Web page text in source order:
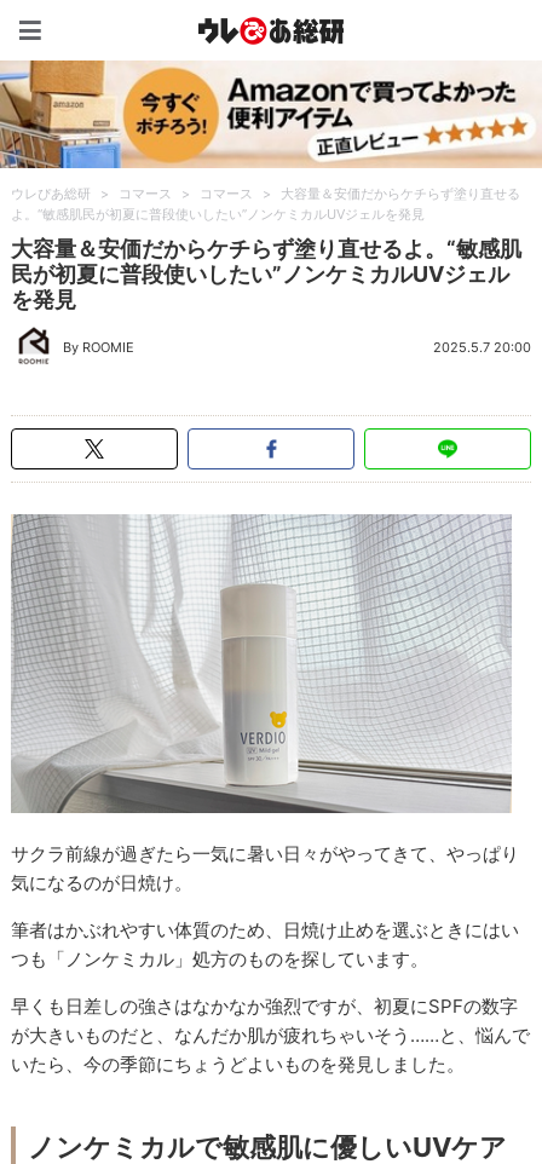
ウレぴあ総研 > コマース > コマース >
大容量＆安価だからケチらず塗り直せる
よ。“敏感肌民が初夏に普段使いしたい”ノンケミカルUVジェルを発見
大容量＆安価だからケチらず塗り直せるよ。“敏感肌
民が初夏に普段使いしたい”ノンケミカルUVジェル
を発見
By ROOMIE 2025.5.7 20:00
サクラ前線が過ぎたら一気に暑い日々がやってきて、やっぱり
気になるのが日焼け。
筆者はかぶれやすい体質のため、日焼け止めを選ぶときにはい
つも「ノンケミカル」処方のものを探しています。
早くも日差しの強さはなかなか強烈ですが、初夏にSPFの数字
が大きいものだと、なんだか肌が疲れちゃいそう……と、悩んで
いたら、今の季節にちょうどよいものを発見しました。
ノンケミカルで敏感肌に優しいUVケア